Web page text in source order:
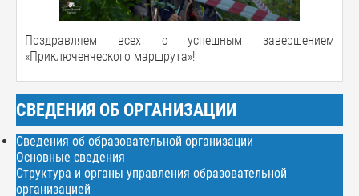
Поздравляем всех с успешным завершением
«Приключенческого маршрута»!
СВЕДЕНИЯ ОБ ОРГАНИЗАЦИИ
Сведения об образовательной организации
Основные сведения
Структура и органы управления образовательной
организацией